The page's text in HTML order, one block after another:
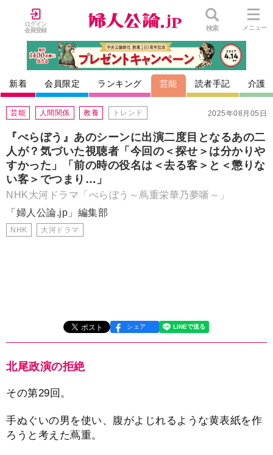
ログイン
会員登録
検索 メニュー
新着 会員限定 ランキング 芸能 読者手記 介護
2025年08月05日
芸能 人間関係 教養 トレンド
『べらぼう』あのシーンに出演二度目となるあの二
人が？気づいた視聴者「今回の＜探せ＞は分かりや
すかった」「前の時の役名は＜去る客＞と＜懲りな
い客＞でつまり…」
NHK大河ドラマ「べらぼう～蔦重栄華乃夢噺～」
「婦人公論.jp」編集部
NHK 大河ドラマ
シェア
北尾政演の拒絶
その第29回。
手ぬぐいの男を使い、腹がよじれるような黄表紙を作
ろうと考えた蔦重。